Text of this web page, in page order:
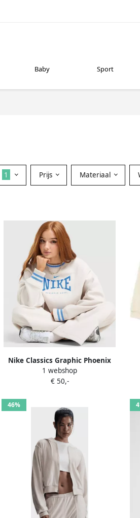
Baby Sport
1 Prijs Materiaal
Nike Classics Graphic Phoenix
Oversized Crew Sweatshirt
Beige- Dames Beige
1 webshop
€ 50,-
46%